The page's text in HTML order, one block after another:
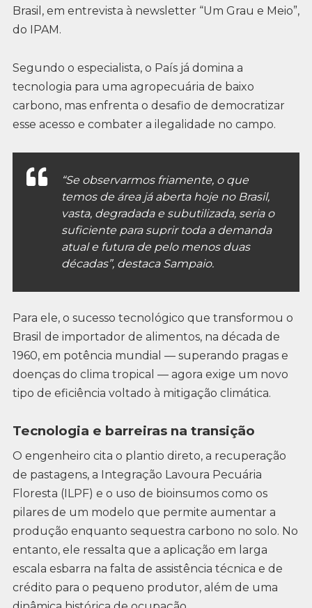
Brasil, em entrevista à newsletter “Um Grau e Meio”,
do IPAM.
Segundo o especialista, o País já domina a
tecnologia para uma agropecuária de baixo
carbono, mas enfrenta o desafio de democratizar
esse acesso e combater a ilegalidade no campo.
“Se observarmos friamente, o que
temos de área já aberta hoje no Brasil,
vasta, degradada e subutilizada, seria o
suficiente para suprir toda a demanda
atual e futura de pelo menos duas
décadas”, destaca Sampaio.
Para ele, o sucesso tecnológico que transformou o
Brasil de importador de alimentos, na década de
1960, em potência mundial — superando pragas e
doenças do clima tropical — agora exige um novo
tipo de eficiência voltado à mitigação climática.
Tecnologia e barreiras na transição
O engenheiro cita o plantio direto, a recuperação
de pastagens, a Integração Lavoura Pecuária
Floresta (ILPF) e o uso de bioinsumos como os
pilares de um modelo que permite aumentar a
produção enquanto sequestra carbono no solo. No
entanto, ele ressalta que a aplicação em larga
escala esbarra na falta de assistência técnica e de
crédito para o pequeno produtor, além de uma